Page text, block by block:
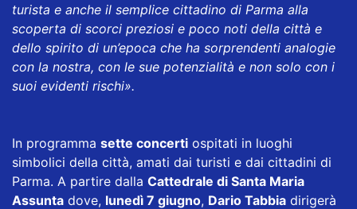
turista e anche il semplice cittadino di Parma alla
scoperta di scorci preziosi e poco noti della città e
dello spirito di un’epoca che ha sorprendenti analogie
con la nostra, con le sue potenzialità e non solo con i
suoi evidenti rischi».
In programma sette concerti ospitati in luoghi
simbolici della città, amati dai turisti e dai cittadini di
Parma. A partire dalla Cattedrale di Santa Maria
Assunta dove, lunedì 7 giugno, Dario Tabbia dirigerà